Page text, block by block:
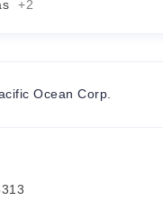
+2
Ocean Corp.